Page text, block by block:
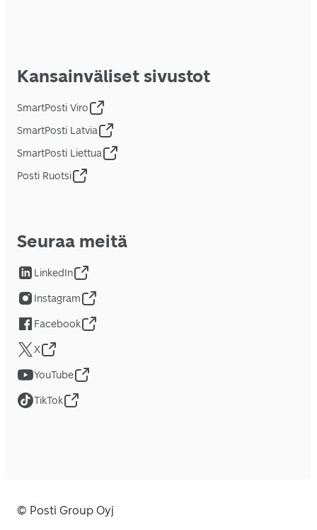
Kansainväliset sivustot
SmartPosti Viro
SmartPosti Latvia
SmartPosti Liettua
Posti Ruotsi
Seuraa meitä
LinkedIn
Instagram
Facebook
X
YouTube
TikTok
© Posti Group Oyj